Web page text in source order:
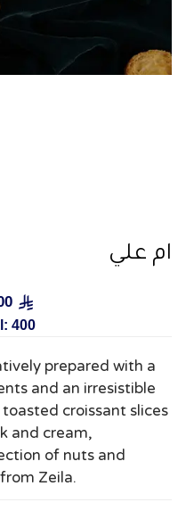
ام علي
400
prepared with a
and an irresistible
croissant slices
and cream,
of nuts and
Zeila.